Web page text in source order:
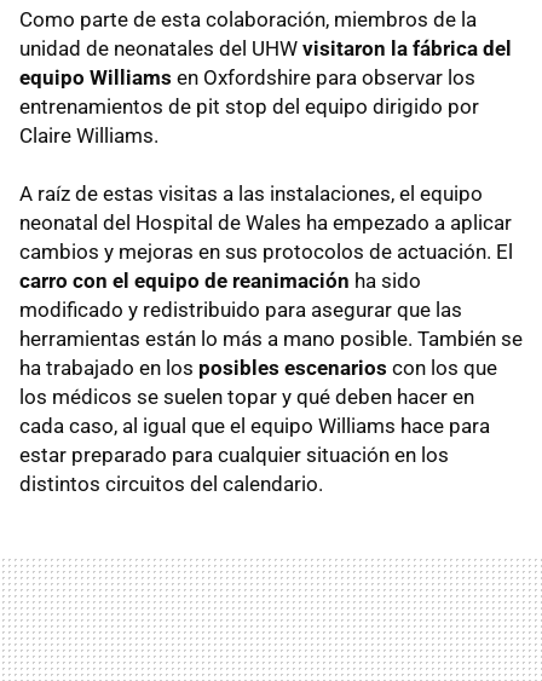
Como parte de esta colaboración, miembros de la
unidad de neonatales del UHW visitaron la fábrica del
equipo Williams en Oxfordshire para observar los
entrenamientos de pit stop del equipo dirigido por
Claire Williams.
A raíz de estas visitas a las instalaciones, el equipo
neonatal del Hospital de Wales ha empezado a aplicar
cambios y mejoras en sus protocolos de actuación. El
carro con el equipo de reanimación ha sido
modificado y redistribuido para asegurar que las
herramientas están lo más a mano posible. También se
ha trabajado en los posibles escenarios con los que
los médicos se suelen topar y qué deben hacer en
cada caso, al igual que el equipo Williams hace para
estar preparado para cualquier situación en los
distintos circuitos del calendario.